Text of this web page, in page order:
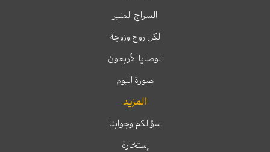
السراج المنير
لكل زوج وزوجة
الوصايا الأربعون
صورة اليوم
المزيد
سؤالكم وجوابنا
إستخارة